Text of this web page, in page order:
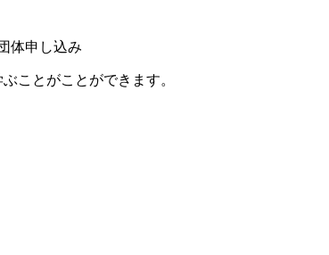
体申し込み
ことがことができます。